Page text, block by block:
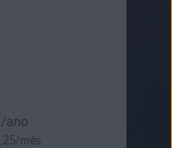
/ano
,25/mês.